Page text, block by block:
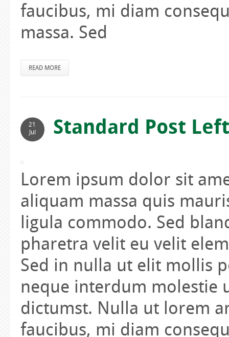
faucibus, mi diam
massa. Sed
READ MORE
21
Jul
Standard Post
Lorem ipsum dolor sit
aliquam massa quis
ligula commodo. Sed
pharetra velit eu velit
Sed in nulla ut elit mollis
neque interdum molestie
dictumst. Nulla ut lorem
faucibus, mi diam